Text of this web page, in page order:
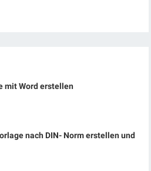
mit Word erstellen
nach DIN- Norm erstellen und